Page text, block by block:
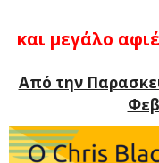
και μεγάλο
Από την